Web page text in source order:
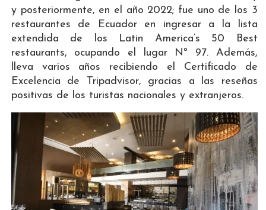
y posteriormente, en el año 2022; fue uno de los 3
restaurantes de Ecuador en ingresar a la lista
extendida de los Latin America’s 50 Best
restaurants, ocupando el lugar Nº 97. Además,
lleva varios años recibiendo el Certificado de
Excelencia de Tripadvisor, gracias a las reseñas
positivas de los turistas nacionales y extranjeros.